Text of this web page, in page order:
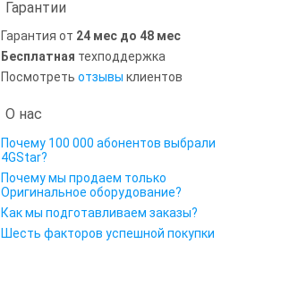
Гарантии
Гарантия от 24 мес до 48 мес
Бесплатная техподдержка
Посмотреть отзывы клиентов
О нас
Почему 100 000 абонентов выбрали
4GStar?
Почему мы продаем только
Оригинальное оборудование?
Как мы подготавливаем заказы?
Шесть факторов успешной покупки